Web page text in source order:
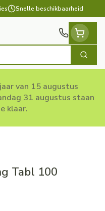
Snelle beschikbaarheid
Zoek
van 15 augustus
31 augustus staan
klaar.
Tabl 100